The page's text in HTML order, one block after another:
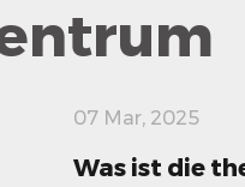
07 Mar, 2025
Was ist die